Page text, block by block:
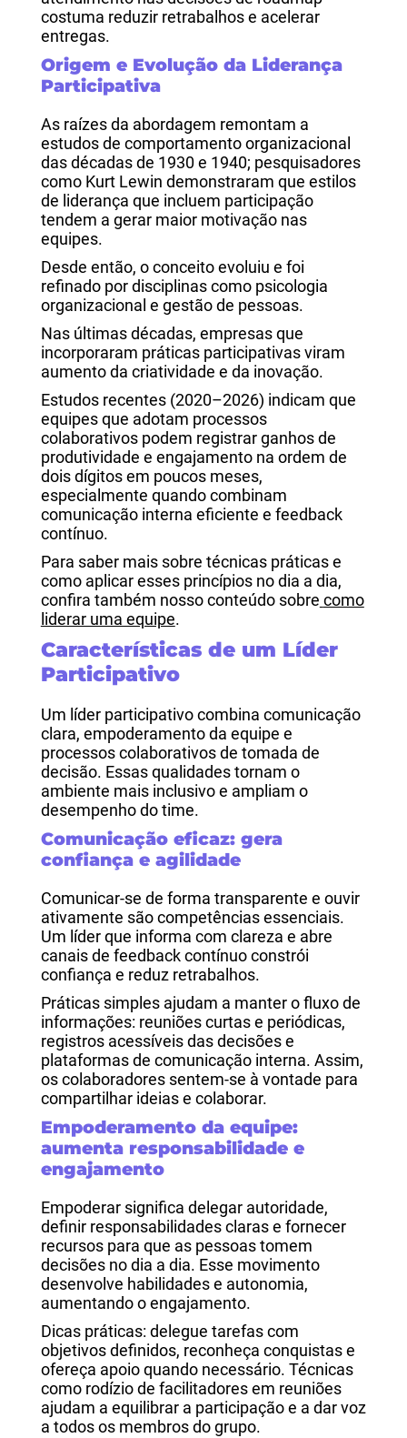
costuma reduzir retrabalhos e acelerar
entregas.
Origem e Evolução da Liderança
Participativa
As raízes da abordagem remontam a
estudos de comportamento organizacional
das décadas de 1930 e 1940; pesquisadores
como Kurt Lewin demonstraram que estilos
de liderança que incluem participação
tendem a gerar maior motivação nas
equipes.
Desde então, o conceito evoluiu e foi
refinado por disciplinas como psicologia
organizacional e gestão de pessoas.
Nas últimas décadas, empresas que
incorporaram práticas participativas viram
aumento da criatividade e da inovação.
Estudos recentes (2020–2026) indicam que
equipes que adotam processos
colaborativos podem registrar ganhos de
produtividade e engajamento na ordem de
dois dígitos em poucos meses,
especialmente quando combinam
comunicação interna eficiente e feedback
contínuo.
Para saber mais sobre técnicas práticas e
como aplicar esses princípios no dia a dia,
confira também nosso conteúdo sobre como
liderar uma equipe.
Características de um Líder
Participativo
Um líder participativo combina comunicação
clara, empoderamento da equipe e
processos colaborativos de tomada de
decisão. Essas qualidades tornam o
ambiente mais inclusivo e ampliam o
desempenho do time.
Comunicação eficaz: gera
confiança e agilidade
Comunicar-se de forma transparente e ouvir
ativamente são competências essenciais.
Um líder que informa com clareza e abre
canais de feedback contínuo constrói
confiança e reduz retrabalhos.
Práticas simples ajudam a manter o fluxo de
informações: reuniões curtas e periódicas,
registros acessíveis das decisões e
plataformas de comunicação interna. Assim,
os colaboradores sentem-se à vontade para
compartilhar ideias e colaborar.
Empoderamento da equipe:
aumenta responsabilidade e
engajamento
Empoderar significa delegar autoridade,
definir responsabilidades claras e fornecer
recursos para que as pessoas tomem
decisões no dia a dia. Esse movimento
desenvolve habilidades e autonomia,
aumentando o engajamento.
Dicas práticas: delegue tarefas com
objetivos definidos, reconheça conquistas e
ofereça apoio quando necessário. Técnicas
como rodízio de facilitadores em reuniões
ajudam a equilibrar a participação e a dar voz
a todos os membros do grupo.